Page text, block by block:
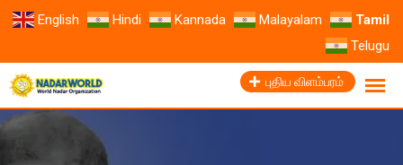
English Hindi Kannada Malayalam
Tamil
Telugu
புதிய விளம்பரம்